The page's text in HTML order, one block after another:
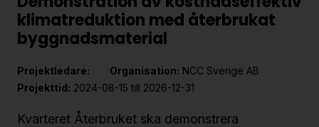
klimatreduktion med återbrukat
byggnadsmaterial
Projektledare: Organisation: NCC Sverige AB
Projekttid: 2024-08-15 till 2026-12-31
Kvarteret Återbruket ska demonstrera